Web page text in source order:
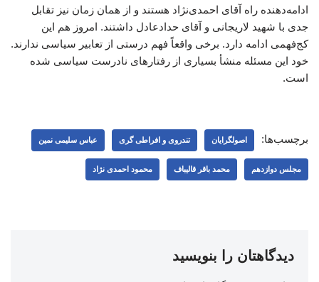
ادامه‌دهنده راه آقای احمدی‌نژاد هستند و از همان زمان نیز تقابل
جدی با شهید لاریجانی و آقای حدادعادل داشتند. امروز هم این
کج‌فهمی ادامه دارد. برخی واقعاً فهم درستی از تعابیر سیاسی ندارند.
خود این مسئله منشأ بسیاری از رفتارهای نادرست سیاسی شده
است.
برچسب‌ها: اصولگرایان تندروی و افراطی گری عباس سلیمی نمین
مجلس دوازدهم محمد باقر قالیباف محمود احمدی ‌نژاد
دیدگاهتان را بنویسید